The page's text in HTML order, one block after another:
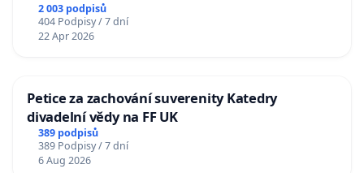
2 003 podpisů
404 Podpisy / 7 dní
22 Apr 2026
Petice za zachování suverenity Katedry
divadelní vědy na FF UK
389 podpisů
389 Podpisy / 7 dní
6 Aug 2026